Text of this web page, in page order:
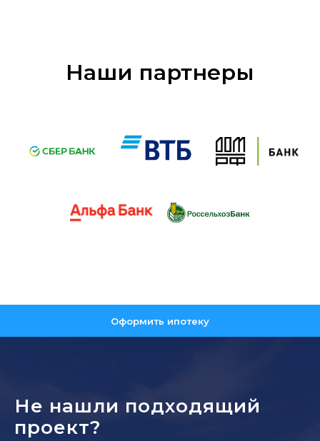
Наши партнеры
Оформить ипотеку
Не нашли подходящий
проект?